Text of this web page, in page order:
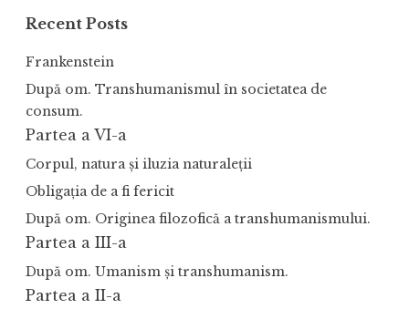
Recent Posts
Frankenstein
După om. Transhumanismul în societatea de
consum.
Partea a VI-a
Corpul, natura și iluzia naturaleții
Obligația de a fi fericit
După om. Originea filozofică a transhumanismului.
Partea a III-a
După om. Umanism și transhumanism.
Partea a II-a